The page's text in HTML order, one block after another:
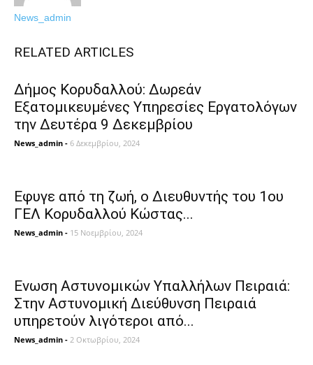
News_admin
RELATED ARTICLES
Δήμος Κορυδαλλού: Δωρεάν
Εξατομικευμένες Υπηρεσίες Eργατολόγων
την Δευτέρα 9 Δεκεμβρίου
News_admin - 6 Δεκεμβρίου, 2024
Εφυγε από τη ζωή, ο Διευθυντής του 1ου
ΓΕΛ Κορυδαλλού Κώστας...
News_admin - 15 Νοεμβρίου, 2024
Ενωση Αστυνομικών Υπαλλήλων Πειραιά:
Στην Αστυνομική Διεύθυνση Πειραιά
υπηρετούν λιγότεροι από...
News_admin - 2 Οκτωβρίου, 2024